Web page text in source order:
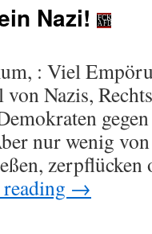
Nazi!
: Viel
Nazis,
nur wenig
zerpflücken
→